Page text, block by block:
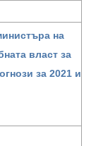
на
власт за
за 2021 и